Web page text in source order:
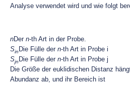
Analyse verwendet wird und wie folgt
nDer n-th Art in der Probe.
Sin Die Fülle der n-th Art in Probe i
Sjn Die Fülle der n-th Art in Probe j
Die Größe der euklidischen Distanz
Abundanz ab, und ihr Bereich ist